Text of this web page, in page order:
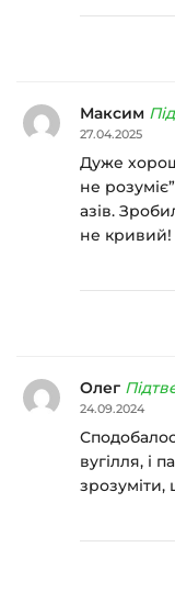
Максим
27.04.2025
Дуже
не
азів.
не кривий!
Олег
24.09.2024
вугілля, і
зрозуміти,